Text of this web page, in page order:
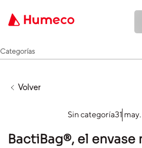
Categorías
Volver
Sin categoría31
BactiBag®, el envase